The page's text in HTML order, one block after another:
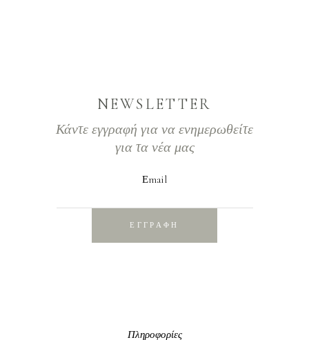
NEWSLETTER
Κάντε εγγραφή για να ενημερωθείτε
για τα νέα μας
Εmail
ΕΓΓΡΑΦΗ
Πληροφορίες